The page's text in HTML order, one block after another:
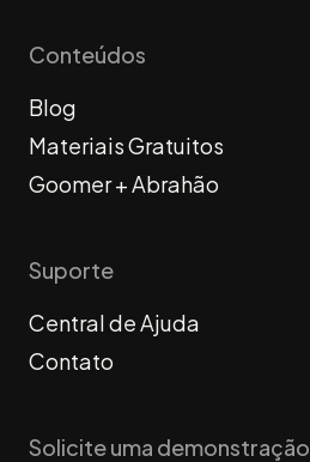
Conteúdos
Blog
Materiais Gratuitos
Goomer + Abrahão
Suporte
Central de Ajuda
Contato
Solicite uma demonstração